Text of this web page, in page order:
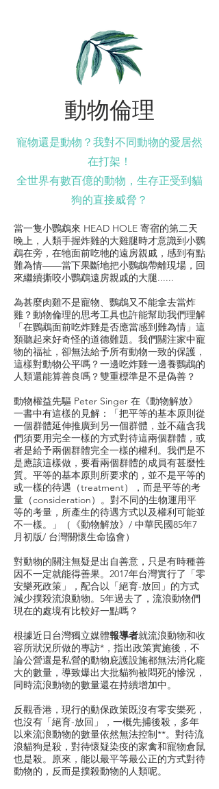
動物倫理
寵物還是動物？我對不同動物的愛居然
在打架！
全世界有數百億的動物，生存正受到貓
狗的直接威脅？
當一隻小鸚鵡來 HEAD HOLE 寄宿的第二天
晚上，人類手握炸雞的大雞腿時才意識到小鸚
鵡在旁，在牠面前吃牠的遠房親戚，感到有點
難為情——當下果斷地把小鸚鵡帶離現場，回
來繼續撕咬小鸚鵡遠房親戚的大腿......
為甚麼肉雞不是寵物、鸚鵡又不能拿去當炸
雞？動物倫理的思考工具也許能幫助我們理解
「在鸚鵡面前吃炸雞是否應當感到難為情」這
類聽起來好奇怪的道德難題。我們關注家中寵
物的福祉，卻無法給予所有動物一致的保護，
這樣對動物公平嗎？一邊吃炸雞一邊養鸚鵡的
人類還能算善良嗎？雙重標準是不是偽善？
動物權益先驅 Peter Singer 在《動物解放》
一書中有這樣的見解：「把平等的基本原則從
一個群體延伸推廣到另一個群體，並不蘊含我
們須要用完全一樣的方式對待這兩個群體，或
者是給予兩個群體完全一樣的權利。我們是不
是應該這樣做，要看兩個群體的成員有甚麼性
質。平等的基本原則所要求的，並不是平等的
或一樣的待遇（treatment），而是平等的考
量（consideration）。對不同的生物運用平
等的考量，所產生的待遇方式以及權利可能並
不一樣。」（《動物解放》/ 中華民國85年7
月初版/ 台灣關懷生命協會）
對動物的關注無疑是出自善意，只是有時種善
因不一定就能得善果。2017年台灣實行了「零
安樂死政策」，配合以「絕育-放回」的方式
減少撲殺流浪動物。5年過去了，流浪動物們
現在的處境有比較好一點嗎？
根據近日台灣獨立媒體報導者就流浪動物和收
容所狀況所做的專訪*，指出政策實施後，不
論公營還是私營的動物庇護設施都無法消化龐
大的數量，導致爆出大批貓狗被悶死的慘況，
同時流浪動物的數量還在持續增加中。
反觀香港，現行的動保政策既沒有零安樂死，
也沒有「絕育-放回」，一概先捕後殺，多年
以來流浪動物的數量依然無法控制**。對待流
浪貓狗是殺，對待懷疑染疫的家禽和寵物倉鼠
也是殺。原來，能以最平等最公正的方式對待
動物的，反而是撲殺動物的人類呢。